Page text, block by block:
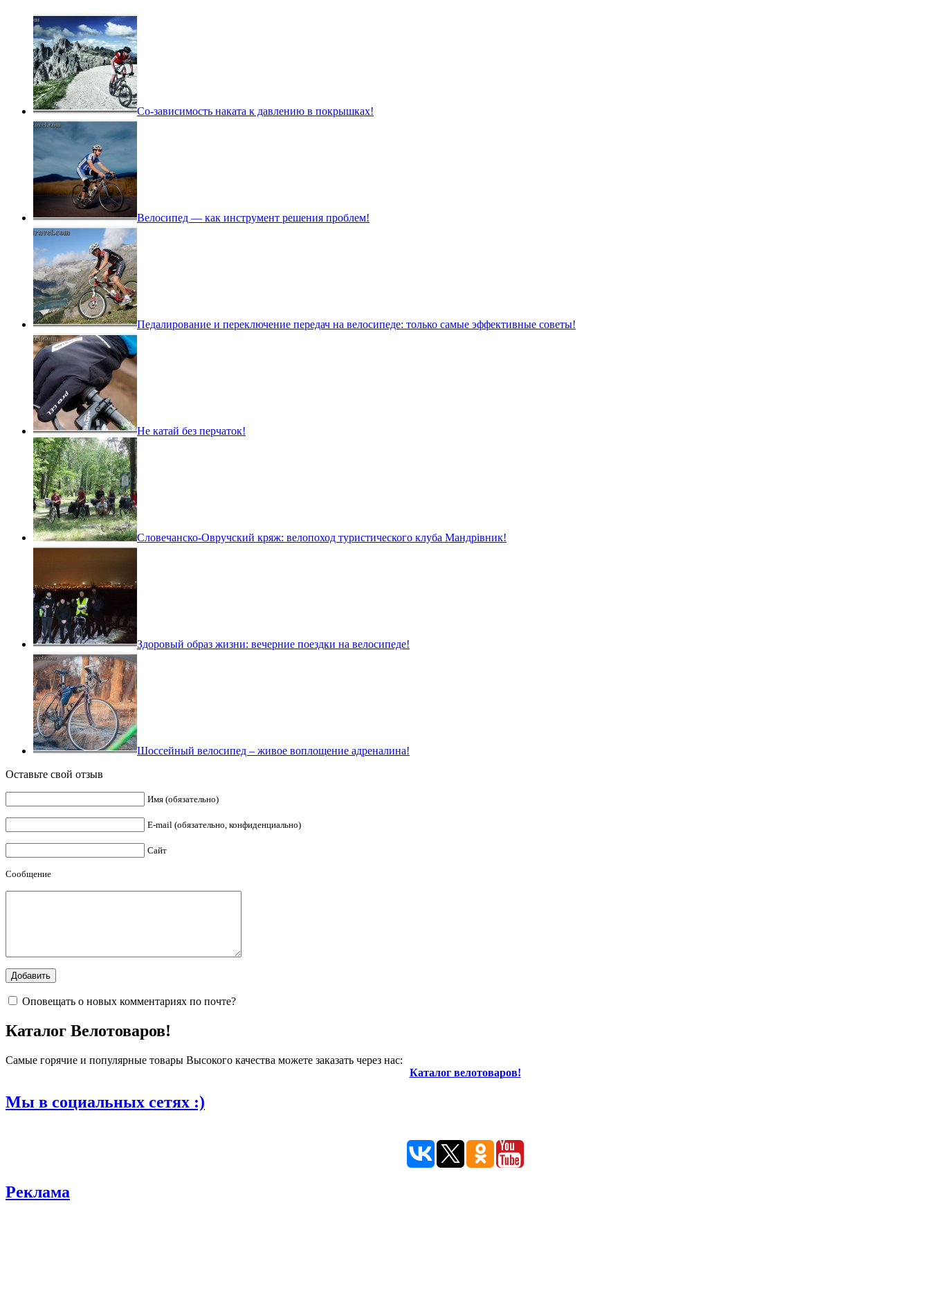
Со-зависимость наката к давлению в покрышках!
Велосипед — как инструмент решения проблем!
Педалирование и переключение передач на велосипеде: только самые эффективные советы!
Не катай без перчаток!
Словечанско-Овручский кряж: велопоход туристического клуба Мандрівник!
Здоровый образ жизни: вечерние поездки на велосипеде!
Шоссейный велосипед – живое воплощение адреналина!
Оставьте свой отзыв
Имя (обязательно)
E-mail (обязательно, конфиденциально)
Сайт
Сообщение
Оповещать о новых комментариях по почте?
Каталог Велотоваров!
Самые горячие и популярные товары Высокого качества можете заказать через нас:
Каталог велотоваров!
Мы в социальных сетях :)
Реклама